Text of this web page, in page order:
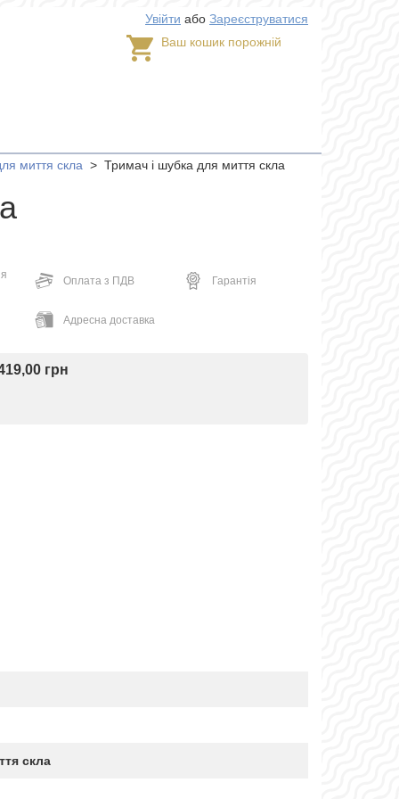
Увійти або Зареєструватися
Ваш кошик порожній
миття скла > Тримач і шубка для миття скла
Оплата з ПДВ Гарантія
Адресна доставка
грн
скла